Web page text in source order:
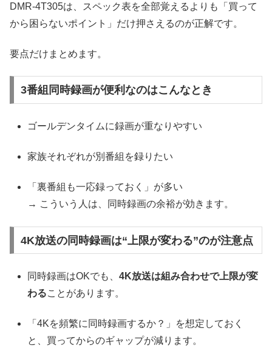
DMR-4T305は、スペック表を全部覚えるよりも「買って
から困らないポイント」だけ押さえるのが正解です。
要点だけまとめます。
3番組同時録画が便利なのはこんなとき
ゴールデンタイムに録画が重なりやすい
家族それぞれが別番組を録りたい
「裏番組も一応録っておく」が多い
→ こういう人は、同時録画の余裕が効きます。
4K放送の同時録画は“上限が変わる”のが注意点
同時録画はOKでも、4K放送は組み合わせで上限が変
わることがあります。
「4Kを頻繁に同時録画するか？」を想定しておく
と、買ってからのギャップが減ります。